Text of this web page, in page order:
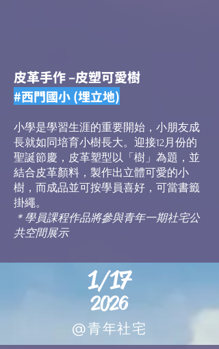
皮革手作 –皮塑可愛樹
#西門國小 (埋立地)
小學是學習生涯的重要開始，小朋友成
長就如同培育小樹長大。迎接12月份的
聖誕節慶，皮革塑型以「樹」為題，並
結合皮革顏料，製作出立體可愛的小
樹，而成品並可按學員喜好，可當書籤
掛繩。
＊學員課程作品將參與青年一期社宅公
共空間展示
1/17
2026
@青年社宅